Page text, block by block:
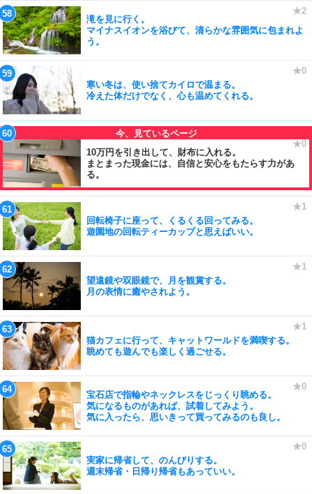
滝を見に行く。
マイナスイオンを浴びて、清らかな雰囲気に包まれよ
う。
寒い冬は、使い捨てカイロで温まる。
冷えた体だけでなく、心も温めてくれる。
10万円を引き出して、財布に入れる。
まとまった現金には、自信と安心をもたらす力があ
る。
回転椅子に座って、くるくる回ってみる。
遊園地の回転ティーカップと思えばいい。
望遠鏡や双眼鏡で、月を観賞する。
月の表情に癒やされよう。
猫カフェに行って、キャットワールドを満喫する。
眺めても遊んでも楽しく過ごせる。
宝石店で指輪やネックレスをじっくり眺める。
気になるものがあれば、試着してみよう。
気に入ったら、思いきって買ってみるのも良し。
実家に帰省して、のんびりする。
週末帰省・日帰り帰省もあっていい。